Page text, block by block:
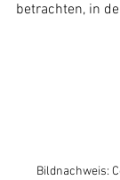
betrachten, in
Bildnachweis: